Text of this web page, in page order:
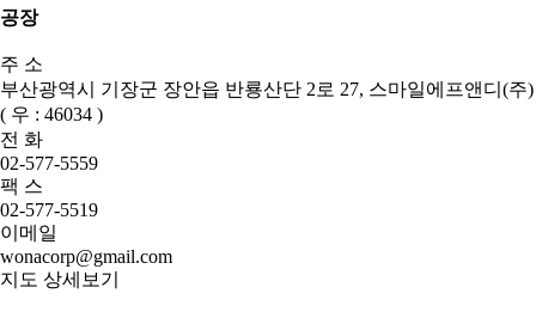
공장
주 소
부산광역시 기장군 장안읍 반룡산단 2로 27, 스마일에프앤디(주)
( 우 : 46034 )
전 화
02-577-5559
팩 스
02-577-5519
이메일
wonacorp@gmail.com
지도 상세보기